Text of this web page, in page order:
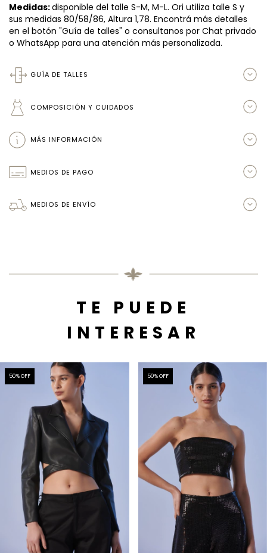
Medidas:disponible del talle S-M, M-L. Ori utiliza talle S y
sus medidas 80/58/86, Altura 1,78. Encontrá más detalles
en el botón "Guía de talles" o consultanos por Chat privado
o WhatsApp para una atención más personalizada.
GUÍA DE TALLES
COMPOSICIÓN Y CUIDADOS
MÁS INFORMACIÓN
MEDIOS DE PAGO
MEDIOS DE ENVÍO
TE PUEDE
INTERESAR
50% OFF 50% OFF